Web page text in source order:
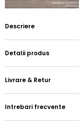
Descriere
Detalii produs
Livrare & Retur
Intrebari frecvente